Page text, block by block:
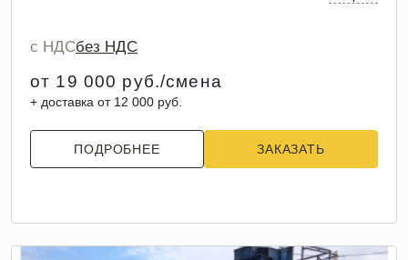
с НДСбез НДС
от 19 000 руб./смена
+ доставка от 12 000 руб.
ПОДРОБНЕЕ ЗАКАЗАТЬ